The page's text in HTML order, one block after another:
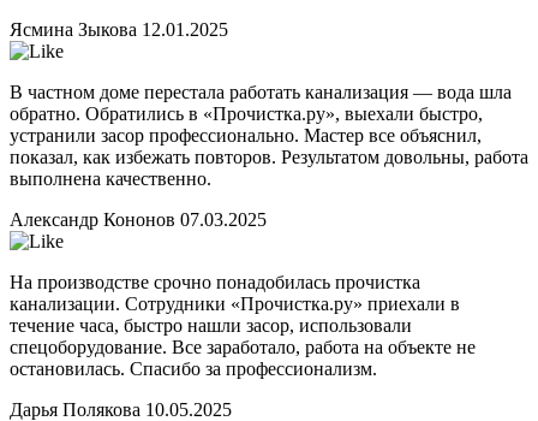
Ясмина Зыкова 12.01.2025
В частном доме перестала работать канализация — вода шла
обратно. Обратились в «Прочистка.ру», выехали быстро,
устранили засор профессионально. Мастер все объяснил,
показал, как избежать повторов. Результатом довольны, работа
выполнена качественно.
Александр Кононов 07.03.2025
На производстве срочно понадобилась прочистка
канализации. Сотрудники «Прочистка.ру» приехали в
течение часа, быстро нашли засор, использовали
спецоборудование. Все заработало, работа на объекте не
остановилась. Спасибо за профессионализм.
Дарья Полякова 10.05.2025